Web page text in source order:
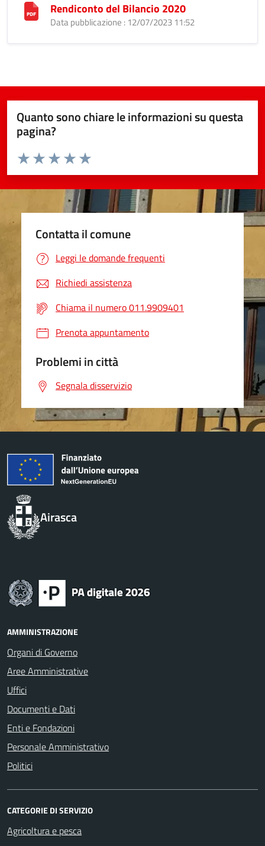
Rendiconto del Bilancio 2020
Data pubblicazione : 12/07/2023 11:52
Quanto sono chiare le informazioni su questa
pagina?
Valuta da 1 a 5 stelle la pagina
Valuta 5 stelle su 5
Valuta 4 stelle su 5
Valuta 3 stelle su 5
Valuta 2 stelle su 5
Valuta 1 stelle su 5
Contatta il comune
Leggi le domande frequenti
Richiedi assistenza
Chiama il numero 011.9909401
Prenota appuntamento
Problemi in città
Segnala disservizio
Airasca
AMMINISTRAZIONE
Organi di Governo
Aree Amministrative
Uffici
Documenti e Dati
Enti e Fondazioni
Personale Amministrativo
Politici
CATEGORIE DI SERVIZIO
Agricoltura e pesca